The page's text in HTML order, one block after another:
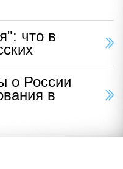
что в
о России
в